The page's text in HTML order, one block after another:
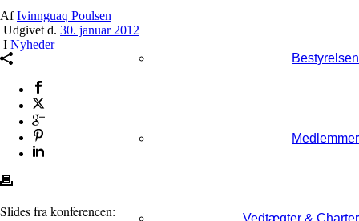
Bestyrelsen
Medlemmer
Vedtægter & Charter
AfIvinnguaq Poulsen
Udgivet d. 30. januar 2012
I Nyheder
Slides fra konferencen: